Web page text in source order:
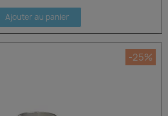
Ajouter au panier
-25%